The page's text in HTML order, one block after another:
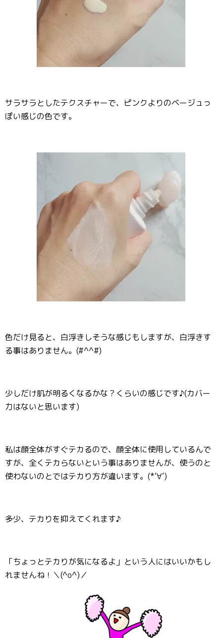
サラサラとしたテクスチャーで、ピンクよりのベージュっ
ぽい感じの色です。
色だけ見ると、白浮きしそうな感じもしますが、白浮きす
る事はありません。(#^^#)
少しだけ肌が明るくなるかな？くらいの感じです♪(カバー
力はないと思います)
私は顔全体がすぐテカるので、顔全体に使用しているんで
すが、全くテカらないという事はありませんが、使うのと
使わないのとではテカり方が違います。(*‘∀‘)
多少、テカりを抑えてくれます♪
「ちょっとテカりが気になるよ」という人にはいいかもし
れませんね！＼(^o^)／